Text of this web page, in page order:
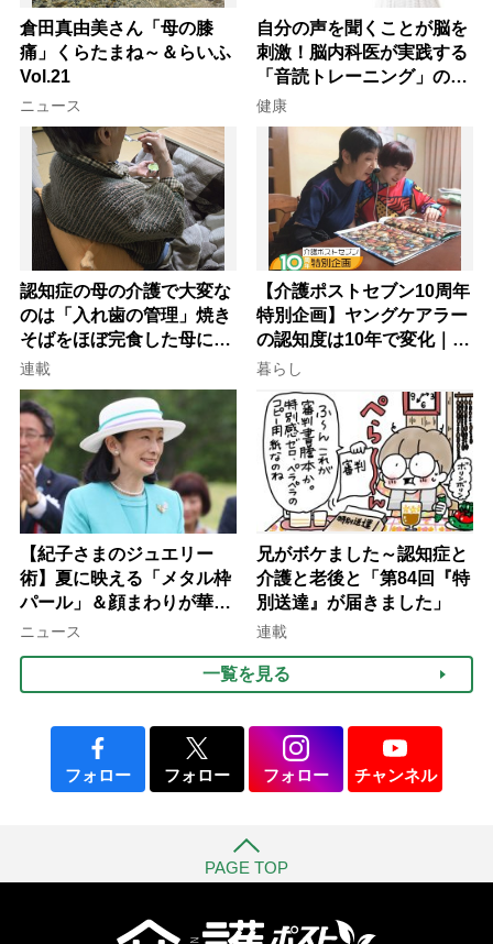
倉田真由美さん「母の膝
痛」くらたまね～＆らいふ
Vol.21
ニュース
自分の声を聞くことが脳を
刺激！脳内科医が実践する
「音読トレーニング」の極
意
健康
認知症の母の介護で大変な
のは「入れ歯の管理」焼き
そばをほぼ完食した母に息
子が血の気が引いた理由
連載
【介護ポストセブン10周年
特別企画】ヤングケアラー
の認知度は10年で変化｜流
行語大賞にノミネート、法
律にも明記されたが果たし
て現在は？
暮らし
【紀子さまのジュエリー
術】夏に映える「メタル枠
パール」＆顔まわりが華や
ぐ「揺れる一粒」の使い分
け方
ニュース
兄がボケました～認知症と
介護と老後と「第84回『特
別送達』が届きました」
連載
一覧を見る
フォロー フォロー フォロー チャンネル
PAGE TOP